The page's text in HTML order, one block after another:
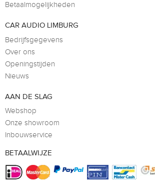
Betaalmogelijkheden
CAR AUDIO LIMBURG
Bedrijfsgegevens
Over ons
Openingstijden
Nieuws
AAN DE SLAG
Webshop
Onze showroom
Inbouwservice
BETAALWIJZE